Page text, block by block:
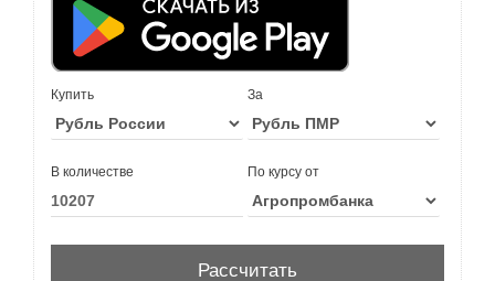
Купить За
В количестве По курсу от